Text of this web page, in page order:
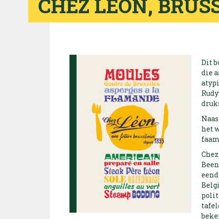
CHEZ LÉON,
Dit
die
het